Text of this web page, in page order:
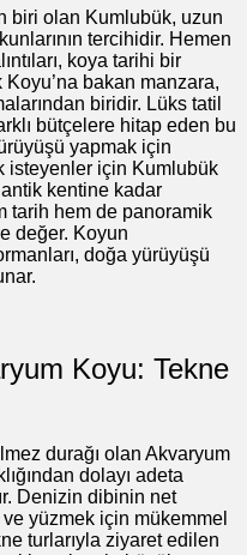
biri olan Kumlubük, uzun
tercihidir. Hemen
koya tarihi bir
bakan manzara,
biridir. Lüks tatil
bütçelere hitap eden bu
yapmak için
isteyenler için Kumlubük
antik kentine kadar
tarih hem de panoramik
değer. Koyun
doğa yürüyüşü
Koyu: Tekne
durağı olan Akvaryum
dolayı adeta
Denizin dibinin net
yüzmek için mükemmel
turlarıyla ziyaret edilen